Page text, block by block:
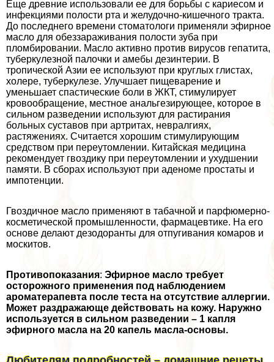
Еще древние использовали ее для борьбы с кариесом и
инфекциями полости рта и желудочно-кишечного тpaкта.
До последнего времени стоматологи применяли эфирное
масло для обеззараживания полости зуба при
пломбировании. Масло активно против вирусов гепатита,
туберкулезной палочки и амебы дезинтерии. В
тропической Азии ее используют при круглых глистах,
холере, туберкулезе. Улучшает пищеварение и
уменьшает спастические боли в ЖКТ, стимулирует
кровообращение, местное aнaльгезирующее, которое в
сильном разведении используют для растирания
больных суставов при артритах, невралгиях,
растяжениях. Считается хорошим стимулирующим
средством при переутомлении. Китайская медицина
рекомендует гвоздику при переутомлении и ухудшении
памяти. В сборах используют при аденоме простаты и
импотенции.
Гвоздичное масло применяют в табач­ной и парфюмерно-
косметической промышленности, фармацевтике. На его
основе делают дезодоранты для отпугивания комаров и
москитов.
Противопоказания: Эфирное масло требует
осторожного применения под наблюдением
ароматерапевта после теста на отсутствие аллергии.
Может раздражающе действовать на кожу. Наружно
используется в сильном разведении – 1 капля
эфирного масла на 20 капель масла-основы.